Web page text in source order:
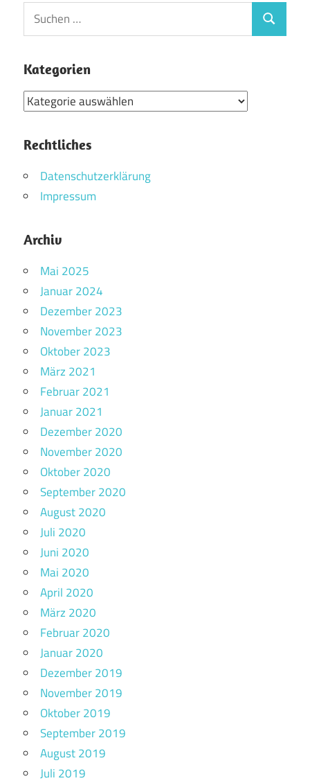
Beiträge
Suchen
nach:
Suchen
Kategorien
Kategorien
Rechtliches
Datenschutzerklärung
Impressum
Archiv
Mai 2025
Januar 2024
Dezember 2023
November 2023
Oktober 2023
März 2021
Februar 2021
Januar 2021
Dezember 2020
November 2020
Oktober 2020
September 2020
August 2020
Juli 2020
Juni 2020
Mai 2020
April 2020
März 2020
Februar 2020
Januar 2020
Dezember 2019
November 2019
Oktober 2019
September 2019
August 2019
Juli 2019